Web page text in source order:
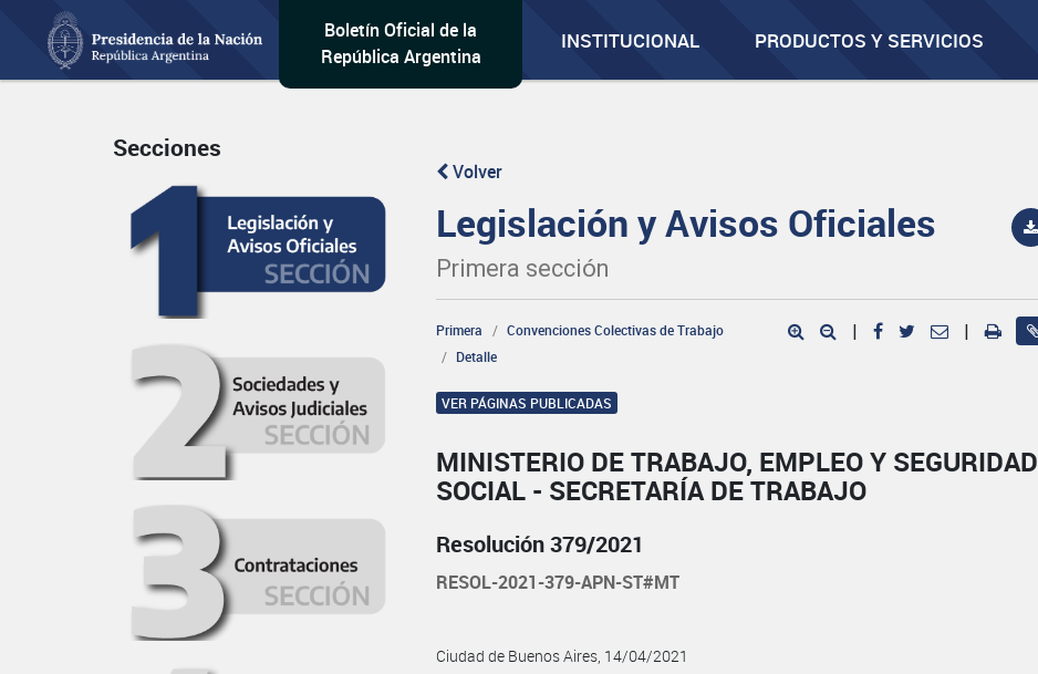
Boletín Oficial de la
República Argentina
INSTITUCIONAL PRODUCTOS Y SERVICIOS
Secciones
Volver
Legislación y Avisos Oficiales
Primera sección
Primera
Convenciones Colectivas de Trabajo
Detalle
| |
VER PÁGINAS PUBLICADAS
MINISTERIO DE TRABAJO, EMPLEO Y SEGURIDAD
SOCIAL - SECRETARÍA DE TRABAJO
Resolución 379/2021
RESOL-2021-379-APN-ST#MT
Ciudad de Buenos Aires, 14/04/2021